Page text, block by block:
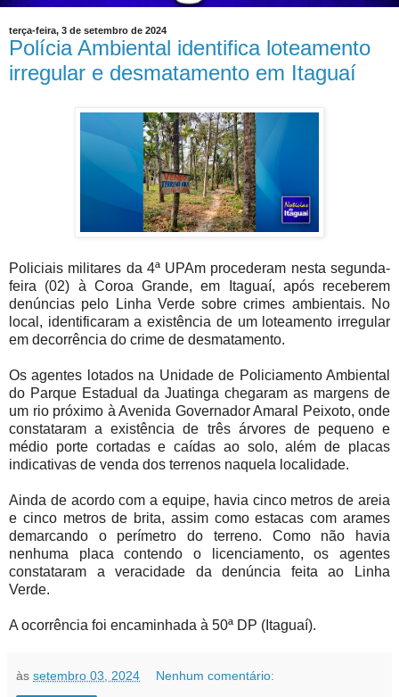
terça-feira, 3 de setembro de 2024
Polícia Ambiental identifica loteamento
irregular e desmatamento em Itaguaí
Policiais militares da 4ª UPAm procederam nesta segunda-
feira (02) à Coroa Grande, em Itaguaí, após receberem
denúncias pelo Linha Verde sobre crimes ambientais. No
local, identificaram a existência de um loteamento irregular
em decorrência do crime de desmatamento.
Os agentes lotados na Unidade de Policiamento Ambiental
do Parque Estadual da Juatinga chegaram as margens de
um rio próximo à Avenida Governador Amaral Peixoto, onde
constataram a existência de três árvores de pequeno e
médio porte cortadas e caídas ao solo, além de placas
indicativas de venda dos terrenos naquela localidade.
Ainda de acordo com a equipe, havia cinco metros de areia
e cinco metros de brita, assim como estacas com arames
demarcando o perímetro do terreno. Como não havia
nenhuma placa contendo o licenciamento, os agentes
constataram a veracidade da denúncia feita ao Linha
Verde.
A ocorrência foi encaminhada à 50ª DP (Itaguaí).
às setembro 03, 2024 Nenhum comentário: